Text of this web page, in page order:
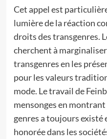
Cet appel est
lumière de la réaction
droits des transgenres.
cherchent à
transgenres en les
pour les valeurs
mode. Le travail de
mensonges en
genres a toujours existé
honorée dans les